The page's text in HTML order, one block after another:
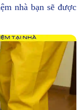
nhà bạn sẽ được